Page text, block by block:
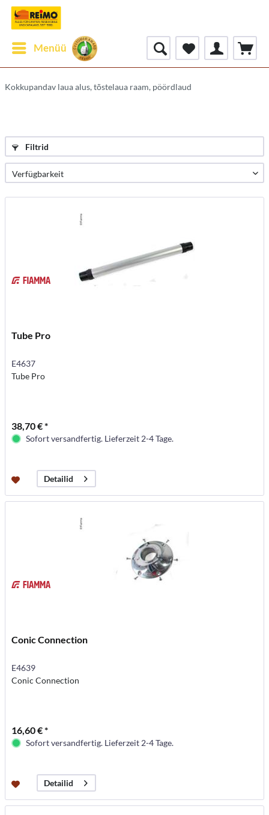
Menüü
Kokkupandav laua alus, tõstelaua raam, pöördlaud
Filtrid
Tube Pro
E4637
Tube Pro
38,70 € *
Sofort versandfertig. Lieferzeit 2-4 Tage.
Detailid
Conic Connection
E4639
Conic Connection
16,60 € *
Sofort versandfertig. Lieferzeit 2-4 Tage.
Detailid